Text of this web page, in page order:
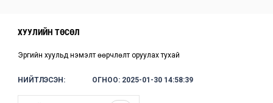
ХУУЛИЙН ТӨСӨЛ
Эрүүгийн хуульд нэмэлт өөрчлөлт оруулах тухай
НИЙТЛЭСЭН: ОГНОО: 2025-01-30 14:58:39